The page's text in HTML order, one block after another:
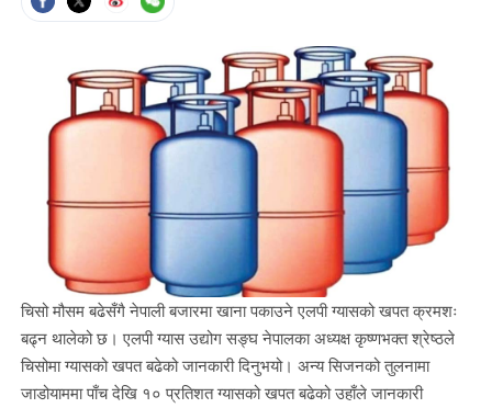
चिसो मौसम बढेसँगै नेपाली बजारमा खाना पकाउने एलपी ग्यासको खपत क्रमशः
बढ्न थालेको छ। एलपी ग्यास उद्योग सङ्घ नेपालका अध्यक्ष कृष्णभक्त श्रेष्ठले
चिसोमा ग्यासको खपत बढेको जानकारी दिनुभयो। अन्य सिजनको तुलनामा
जाडोयाममा पाँच देखि १० प्रतिशत ग्यासको खपत बढेको उहाँले जानकारी